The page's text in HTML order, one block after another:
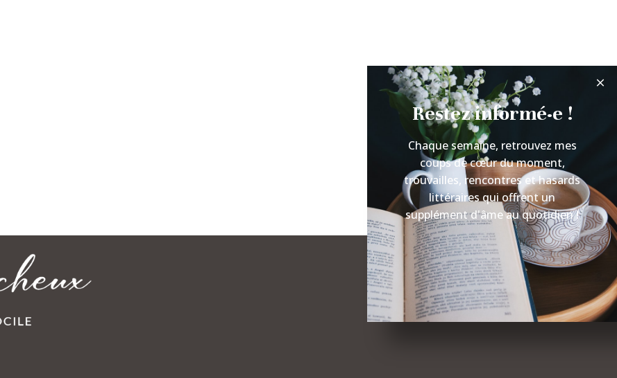
Restez informé·e !
Chaque semaine, retrouvez mes
coups de cœur du moment,
trouvailles, rencontres et hasards
littéraires qui offrent un
supplément d'âme au quotidien !